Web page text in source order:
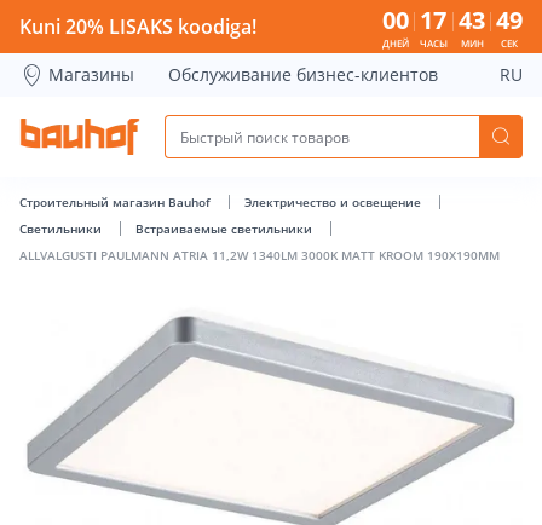
ALLVALGUSTI PAULMANN ATRIA 11,2W 1340LM 3000K
Kuni 20% LISAKS koodiga! 00
ДНЕЙ
17
ЧАСЫ
43
МИН
48
СЕК
Магазины Обслуживание бизнес-клиентов RU
Строительный магазин Bauhof
Электричество и освещение
Светильники
Встраиваемые светильники
ALLVALGUSTI PAULMANN ATRIA 11,2W 1340LM 3000K MATT KROOM 190X190MM